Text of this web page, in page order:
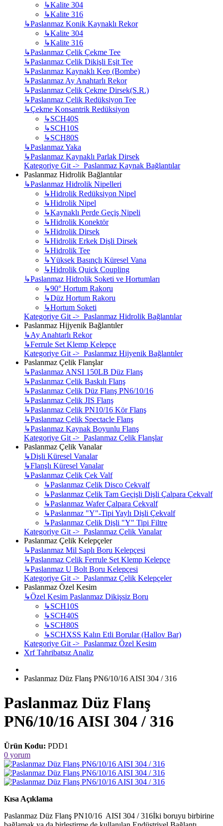
↳Kalite 304
↳Kalite 316
↳Paslanmaz Konik Kaynaklı Rekor
↳Kalite 304
↳Kalite 316
↳Paslanmaz Çelik Çekme Tee
↳Paslanmaz Çelik Dikişli Eşit Tee
↳Paslanmaz Kaynaklı Kep (Bombe)
↳Paslanmaz Ay Anahtarlı Rekor
↳Paslanmaz Çelik Çekme Dirsek(S.R.)
↳Paslanmaz Çelik Redüksiyon Tee
↳Çekme Konsantrik Redüksiyon
↳SCH40S
↳SCH10S
↳SCH80S
↳Paslanmaz Yaka
↳Paslanmaz Kaynaklı Parlak Dirsek
Kategoriye Git -> Paslanmaz Kaynak Bağlantılar
Paslanmaz Hidrolik Bağlantılar
↳Paslanmaz Hidrolik Nipelleri
↳Hidrolik Redüksiyon Nipel
↳Hidrolik Nipel
↳Kaynaklı Perde Geçiş Nipeli
↳Hidrolik Konektör
↳Hidrolik Dirsek
↳Hidrolik Erkek Dişli Dirsek
↳Hidrolik Tee
↳Yüksek Basınçlı Küresel Vana
↳Hidrolik Quick Coupling
↳Paslanmaz Hidrolik Soketi ve Hortumları
↳90° Hortum Rakoru
↳Düz Hortum Rakoru
↳Hortum Soketi
Kategoriye Git -> Paslanmaz Hidrolik Bağlantılar
Paslanmaz Hijyenik Bağlantıler
↳Ay Anahtarlı Rekor
↳Ferrule Set Klemp Kelepçe
Kategoriye Git -> Paslanmaz Hijyenik Bağlantıler
Paslanmaz Çelik Flanşlar
↳Paslanmaz ANSI 150LB Düz Flanş
↳Paslanmaz Çelik Baskılı Flanş
↳Paslanmaz Çelik Düz Flanş PN6/10/16
↳Paslanmaz Çelik JIS Flanş
↳Paslanmaz Çelik PN10/16 Kör Flanş
↳Paslanmaz Çelik Spectacle Flanş
↳Paslanmaz Kaynak Boyunlu Flanş
Kategoriye Git -> Paslanmaz Çelik Flanşlar
Paslanmaz Çelik Vanalar
↳Dişli Küresel Vanalar
↳Flanşlı Küresel Vanalar
↳Paslanmaz Çelik Çek Valf
↳Paslanmaz Çelik Disco Çekvalf
↳Paslanmaz Çelik Tam Geçişli Dişli Çalpara Çekvalf
↳Paslanmaz Wafer Çalpara Çekvalf
↳Paslanmaz "Y"-Tipi Yaylı Dişli Çekvalf
↳Paslanmaz Çelik Dişli "Y" Tipi Filtre
Kategoriye Git -> Paslanmaz Çelik Vanalar
Paslanmaz Çelik Kelepçeler
↳Paslanmaz Mil Saplı Boru Kelepçesi
↳Paslanmaz Çelik Ferrule Set Klemp Kelepçe
↳Paslanmaz U Bolt Boru Kelepçesi
Kategoriye Git -> Paslanmaz Çelik Kelepçeler
Paslanmaz Özel Kesim
↳Özel Kesim Paslanmaz Dikişsiz Boru
↳SCH10S
↳SCH40S
↳SCH80S
↳SCHXSS Kalın Etli Borular (Hallov Bar)
Kategoriye Git -> Paslanmaz Özel Kesim
Xrf Tahribatsız Analiz
Paslanmaz Düz Flanş PN6/10/16 AISI 304 / 316
Paslanmaz Düz Flanş
PN6/10/16 AISI 304 / 316
Ürün Kodu: PDD1
0 yorum
Kısa Açıklama
Paslanmaz Düz Flanş PN10/16 AISI 304 / 316İki boruyu birbirine